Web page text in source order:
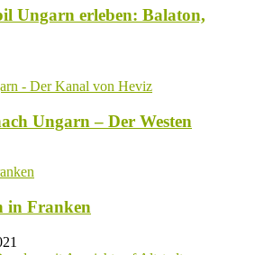
Ungarn erleben: Balaton,
Ungarn – Der Westen
in Franken